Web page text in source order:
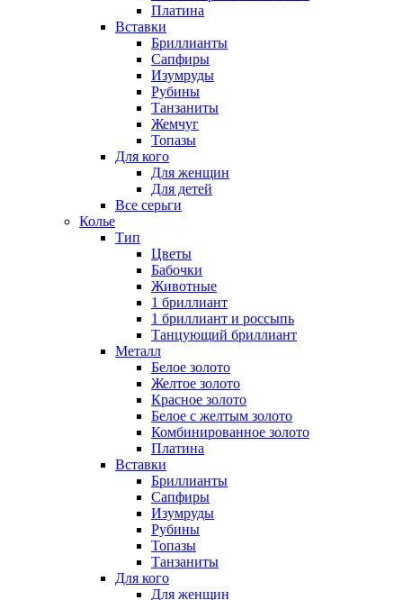
Платина
Вставки
Бриллианты
Сапфиры
Изумруды
Рубины
Танзаниты
Жемчуг
Топазы
Для кого
Для женщин
Для детей
Все серьги
Колье
Тип
Цветы
Бабочки
Животные
1 бриллиант
1 бриллиант и россыпь
Танцующий бриллиант
Металл
Белое золото
Желтое золото
Красное золото
Белое с желтым золото
Комбинированное золото
Платина
Вставки
Бриллианты
Сапфиры
Изумруды
Рубины
Топазы
Танзаниты
Для кого
Для женщин